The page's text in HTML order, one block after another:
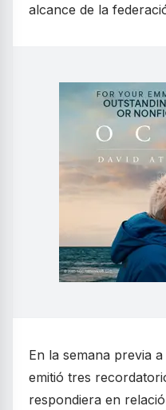
alcance de la
En la semana previa
emitió tres
respondiera en